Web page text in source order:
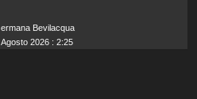
Bevilacqua
2026 : 2:25